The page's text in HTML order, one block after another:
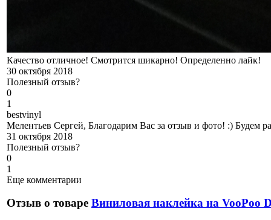
Качество отличное! Смотрится шикарно! Определенно лайк!
30 октября 2018
Полезный отзыв?
0
1
bestvinyl
Мелентьев Сергей, Благодарим Вас за отзыв и фото! :) Будем
31 октября 2018
Полезный отзыв?
0
1
Еще комментарии
Отзыв о товаре Виниловая наклейка на VooPoo